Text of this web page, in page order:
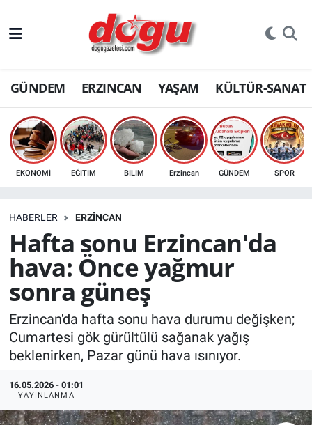
GÜNDEM ERZINCAN YAŞAM KÜLTÜR-SANAT
EKONOMİ EĞİTİM BİLİM Erzincan GÜNDEM SPOR
HABERLER ERZINCAN
Hafta sonu Erzincan'da
hava: Önce yağmur
sonra güneş
Erzincan'da hafta sonu hava durumu değişken;
Cumartesi gök gürültülü sağanak yağış
beklenirken, Pazar günü hava ısınıyor.
16.05.2026 - 01:01
YAYINLANMA
ERZINCAN
GÜNDEM
ERZİNCAN FOTOĞRAFLARI
SAĞLIK
EKONOMİ
Bilim, teknoloji
GENEL
KÜLTÜR-SANAT
Politika